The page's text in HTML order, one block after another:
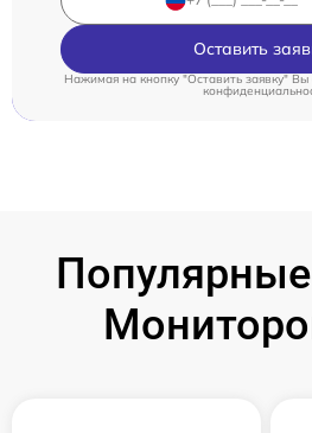
Оставить
Нажимая на кнопку "Оставить заявку"